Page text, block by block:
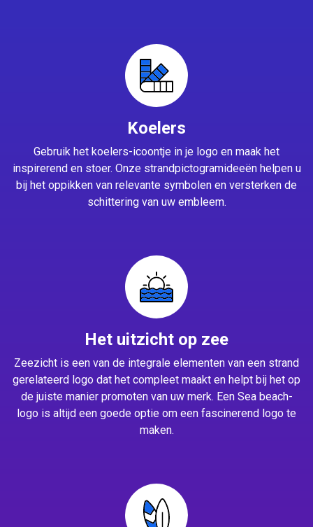
Koelers
Gebruik het koelers-icoontje in je logo en maak het
inspirerend en stoer. Onze strandpictogramideeën helpen u
bij het oppikken van relevante symbolen en versterken de
schittering van uw embleem.
Het uitzicht op zee
Zeezicht is een van de integrale elementen van een strand
gerelateerd logo dat het compleet maakt en helpt bij het op
de juiste manier promoten van uw merk. Een Sea beach-
logo is altijd een goede optie om een fascinerend logo te
maken.